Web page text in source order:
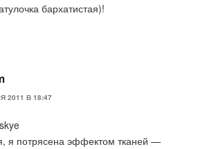
бархатистая)!
2011 В 18:47
я потрясена эффектом тканей —